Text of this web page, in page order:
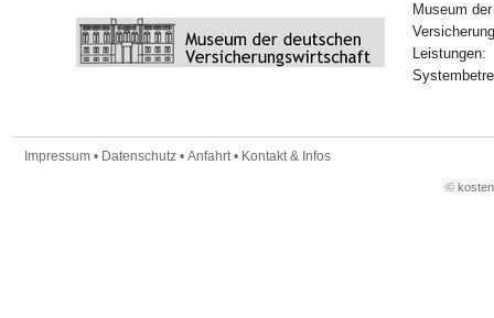
Museum
Leistungen:
Impressum • Datenschutz • Anfahrt• Kontakt & Infos
©